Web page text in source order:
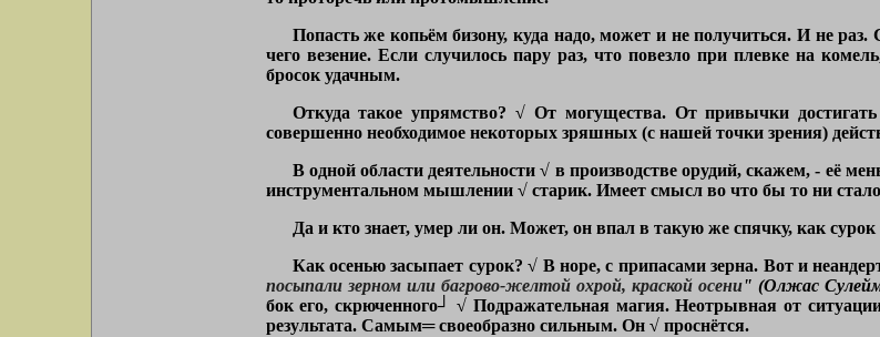
Попасть же копьём бизону, куда надо, может и не получиться. И не раз.
чего везение. Если случилось пару раз, что повезло при плевке на
бросок удачным.
Откуда такое упрямство? √ От могущества. От привычки
совершенно необходимое некоторых зряшных (с нашей точки зрения)
В одной области деятельности √ в производстве орудий, скажем, - её
инструментальном мышлении √ старик. Имеет смысл во что бы то ни
Да и кто знает, умер ли он. Может, он впал в такую же спячку, как сурок
Как осенью засыпает сурок? √ В норе, с припасами зерна. Вот и
посыпали зерном или багрово-желтой охрой, краской осени" (Олжас
бок его, скрюченного┘ √ Подражательная магия. Неотрывная от
результата. Самым═своеобразно сильным. Он √ проснётся.